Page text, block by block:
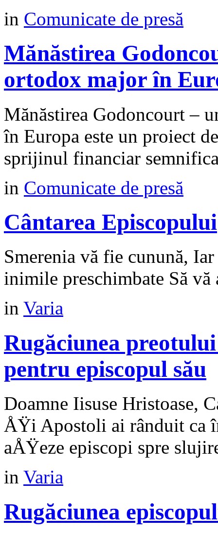
in Comunicate de presă
Mănăstirea
ortodox major în
Mănăstirea Godoncourt –
în Europa este un proiect
sprijinul financiar
in Comunicate de presă
Cântarea Episcopului
Smerenia vă fie cunună,
inimile preschimbate Să
in Varia
Rugăciunea
pentru episcopul său
Doamne Iisuse Hristoase,
ÅŸi Apostoli ai rânduit ca
aÅŸeze episcopi spre
in Varia
Rugăciunea